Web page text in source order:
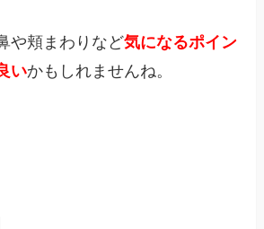
や頬まわりなど気になるポイン
いかもしれませんね。